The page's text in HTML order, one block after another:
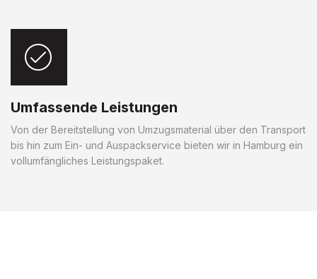
Umfassende Leistungen
Von der Bereitstellung von Umzugsmaterial über den Transport
bis hin zum Ein- und Auspackservice bieten wir in Hamburg ein
vollumfängliches Leistungspaket.